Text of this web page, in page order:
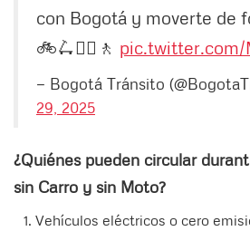
con Bogotá y moverte de
🚲🛴🚶‍♀️🚶 pic.twitter.com/
— Bogotá Tránsito
29, 2025
¿Quiénes pueden circular
sin Carro y sin Moto?
Vehículos eléctricos o cero